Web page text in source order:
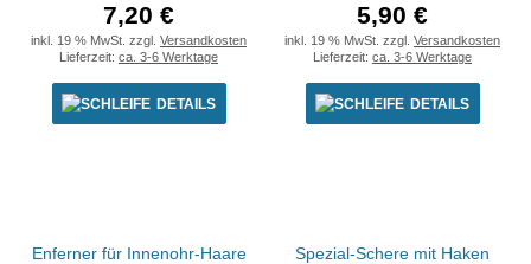
7,20 €
inkl. 19 % MwSt. zzgl. Versandkosten
Lieferzeit: ca. 3-6 Werktage
DETAILS
5,90 €
inkl. 19 % MwSt. zzgl. Versandkosten
Lieferzeit: ca. 3-6 Werktage
DETAILS
Enferner für Innenohr-Haare Spezial-Schere mit Haken